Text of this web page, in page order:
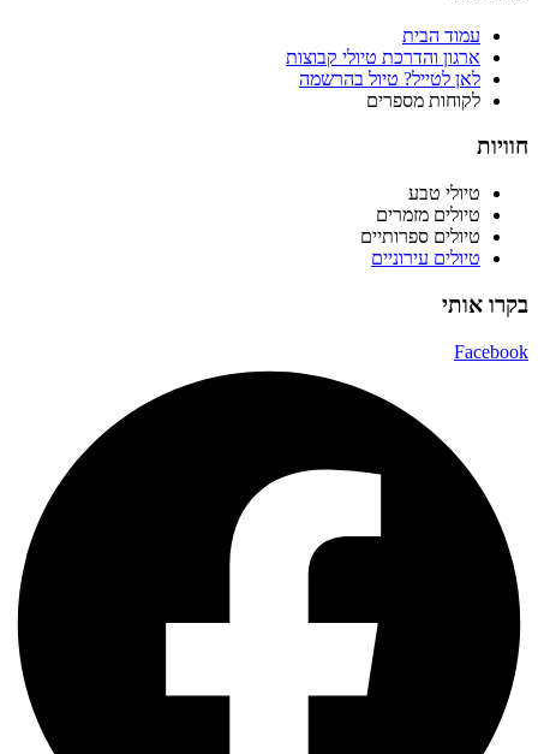
עמוד הבית
ארגון והדרכת טיולי קבוצות
לאן לטייל? טיול בהרשמה
לקוחות מספרים
חוויות
טיולי טבע
טיולים מזמרים
טיולים ספרותיים
טיולים עירוניים
בקרו אותי
Facebook